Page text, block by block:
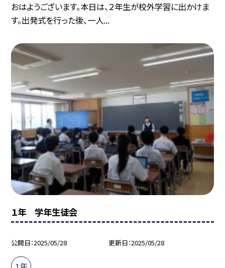
おはようございます。本日は、２年生が校外学習に出かけま
す。出発式を行った後、一人...
１年 学年生徒会
公開日 2025/05/28 更新日 2025/05/28